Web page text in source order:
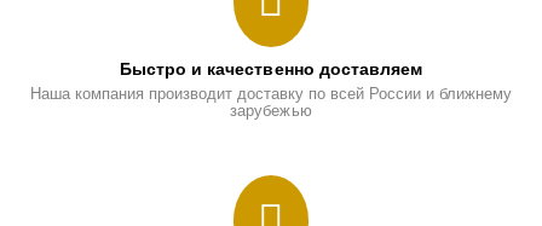
Быстро и качественно доставляем
Наша компания производит доставку по всей России и ближнему
зарубежью